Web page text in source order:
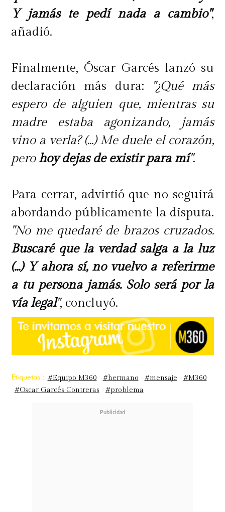
Y jamás te pedí nada a cambio",
añadió.
Finalmente, Óscar Garcés lanzó su
declaración más dura:
"¿Qué más
espero de alguien que, mientras su
madre estaba agonizando, jamás
vino a verla? (...) Me duele el corazón,
perohoy dejas de existir para mí".
Para cerrar, advirtió que no seguirá
abordando públicamente la disputa.
"No me quedaré de brazos cruzados.
Buscaré que la verdad salga a la luz
(...) Y ahora sí, no vuelvo a referirme
a tu persona jamás. Solo será por la
vía legal", concluyó.
Etiquetas : #Equipo M360 #hermano #mensaje
#M360
#Oscar Garcés Contreras
#problema